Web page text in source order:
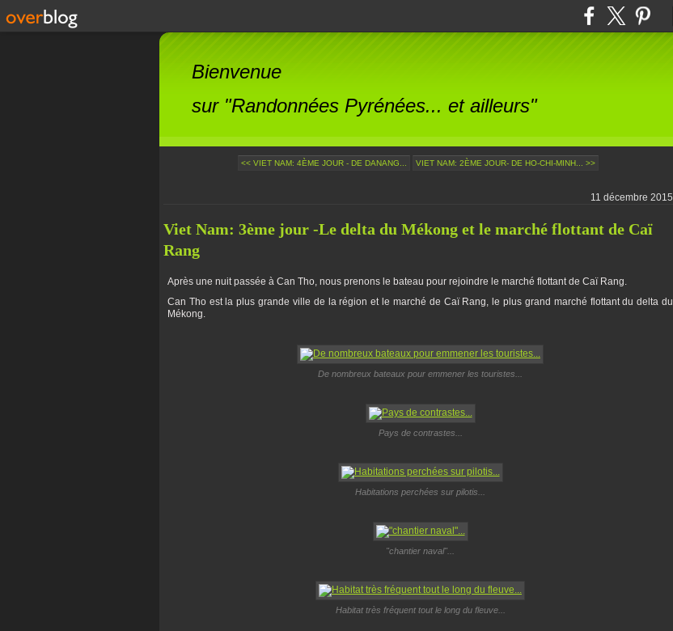
Bienvenue
sur "Randonnées Pyrénées... et ailleurs"
<< VIET NAM: 4ÈME JOUR - DE DANANG... VIET NAM: 2ÈME JOUR- DE HO-CHI-MINH... >>
11 décembre 2015
Viet Nam: 3ème jour -Le delta du Mékong et le marché flottant de Caï
Rang
Après une nuit passée à Can Tho, nous prenons le bateau pour rejoindre le marché flottant de Caï Rang.
Can Tho est la plus grande ville de la région et le marché de Caï Rang, le plus grand marché flottant du delta du
Mékong.
De nombreux bateaux pour emmener les touristes...
Pays de contrastes...
Habitations perchées sur pilotis...
"chantier naval"...
Habitat très fréquent tout le long du fleuve...